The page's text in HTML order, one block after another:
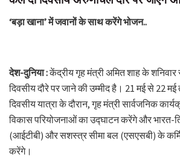
‘बड़ा खाना’ में जवानों के साथ करेंगे भोजन..
देश-दुनिया :केंद्रीय गृह मंत्री अमित शाह के
दिवसीय दौरे पर जाने की उम्मीद है। 21 मई से 22 मई
दिवसीय यात्रा के दौरान, गृह मंत्री सार्वजनिक
विकास परियोजनाओं का उद्घाटन करेंगे और भारत-
(आईटीबी) और सशस्त्र सीमा बल (एसएसबी) के
करेंगे।